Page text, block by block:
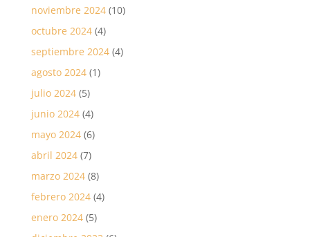
noviembre 2024(10)
octubre 2024(4)
septiembre 2024(4)
agosto 2024(1)
julio 2024(5)
junio 2024(4)
mayo 2024(6)
abril 2024(7)
marzo 2024(8)
febrero 2024(4)
enero 2024(5)